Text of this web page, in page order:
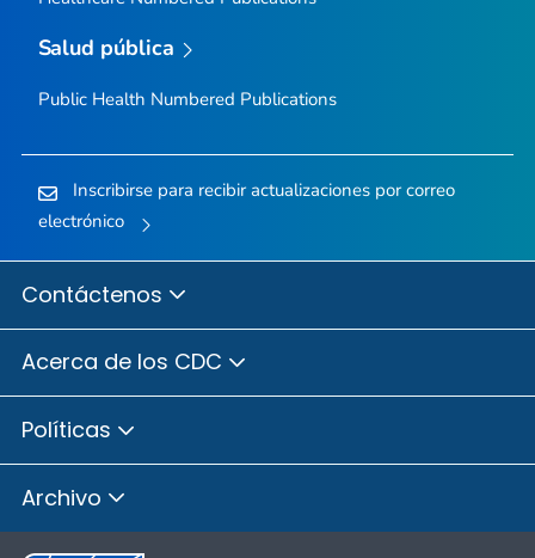
Salud pública
Public Health Numbered Publications
Inscribirse para recibir actualizaciones por correo
electrónico
Contáctenos
Acerca de los CDC
Políticas
Archivo